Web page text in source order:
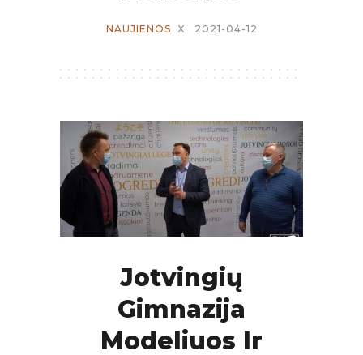
NAUJIENOS X 2021-04-12
Jotvingių
Gimnazija
Modeliuos Ir